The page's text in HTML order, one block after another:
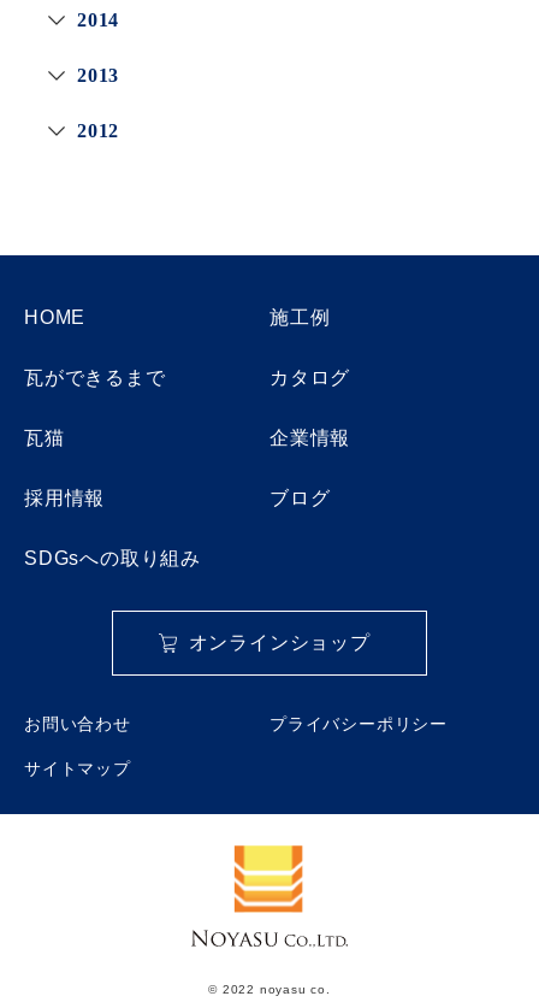
2014
2013
2012
HOME 施工例
瓦ができるまで カタログ
瓦猫 企業情報
採用情報 ブログ
SDGsへの取り組み
オンラインショップ
お問い合わせ プライバシーポリシー
サイトマップ
© 2022 noyasu co.